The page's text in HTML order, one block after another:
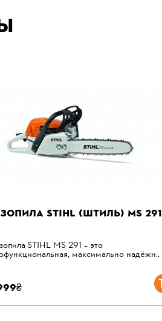
STIHL (ШТИЛЬ) MS 291
STIHL MS 291 – это
максимально надёжн..